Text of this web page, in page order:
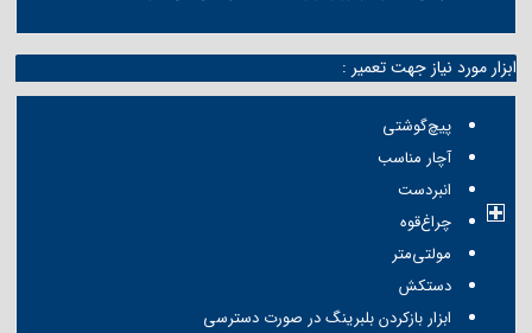
ابزار مورد نیاز جهت تعمیر :
پیچ‌گوشتی
آچار مناسب
انبردست
چراغ‌قوه
مولتی‌متر
دستکش
ابزار بازکردن بلبرینگ در صورت دسترسی